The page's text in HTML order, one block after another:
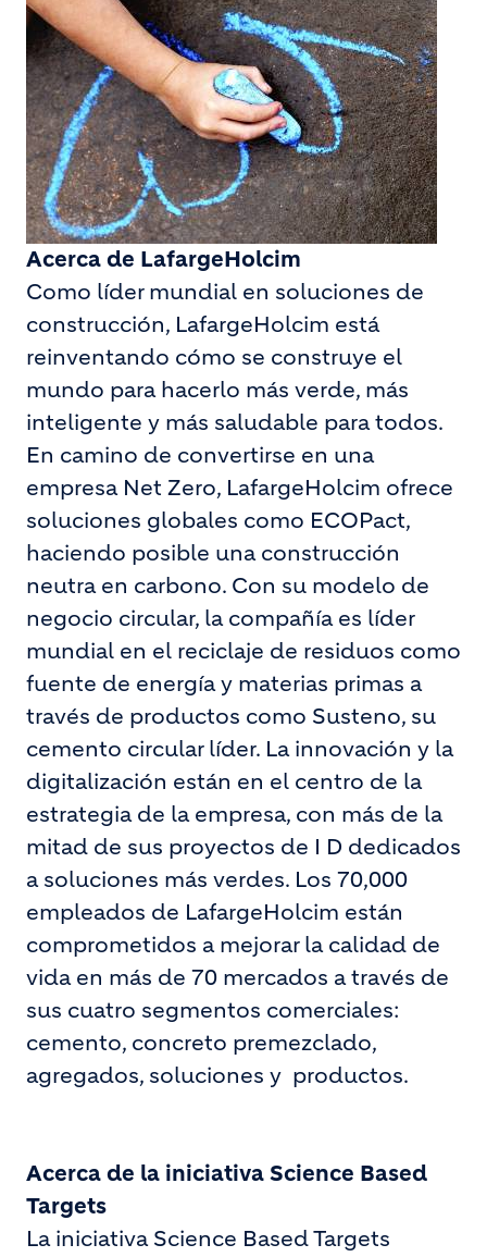
Acerca de LafargeHolcim
Como líder mundial en soluciones de
construcción, LafargeHolcim está
reinventando cómo se construye el
mundo para hacerlo más verde, más
inteligente y más saludable para todos.
En camino de convertirse en una
empresa Net Zero, LafargeHolcim ofrece
soluciones globales como ECOPact,
haciendo posible una construcción
neutra en carbono. Con su modelo de
negocio circular, la compañía es líder
mundial en el reciclaje de residuos como
fuente de energía y materias primas a
través de productos como Susteno, su
cemento circular líder. La innovación y la
digitalización están en el centro de la
estrategia de la empresa, con más de la
mitad de sus proyectos de I D dedicados
a soluciones más verdes. Los 70,000
empleados de LafargeHolcim están
comprometidos a mejorar la calidad de
vida en más de 70 mercados a través de
sus cuatro segmentos comerciales:
cemento, concreto premezclado,
agregados, soluciones y productos.
Acerca de la iniciativa Science Based
Targets
La iniciativa Science Based Targets